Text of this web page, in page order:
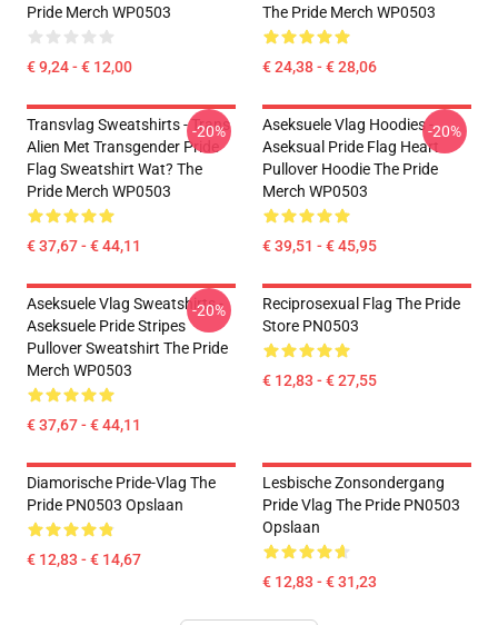
Pride Merch WP0503
€ 9,24 - € 12,00
The Pride Merch WP0503
€ 24,38 - € 28,06
Transvlag Sweatshirts - Trans
Alien Met Transgender Pride
Flag Sweatshirt Wat? The
Pride Merch WP0503
€ 37,67 - € 44,11
-20%
Aseksuele Vlag Hoodies -
Aseksual Pride Flag Heart
Pullover Hoodie The Pride
Merch WP0503
€ 39,51 - € 45,95
-20%
Aseksuele Vlag Sweatshirts -
Aseksuele Pride Stripes
Pullover Sweatshirt The Pride
Merch WP0503
€ 37,67 - € 44,11
-20%
Reciprosexual Flag The Pride
Store PN0503
€ 12,83 - € 27,55
Diamorische Pride-Vlag The
Pride PN0503 Opslaan
€ 12,83 - € 14,67
Lesbische Zonsondergang
Pride Vlag The Pride PN0503
Opslaan
€ 12,83 - € 31,23